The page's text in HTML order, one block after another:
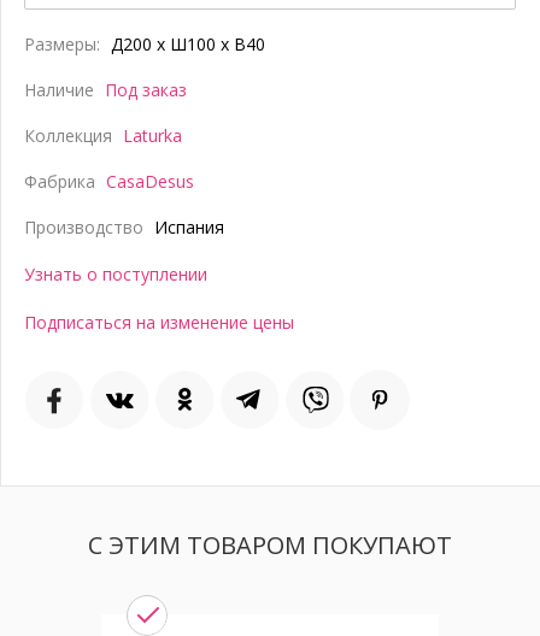
Размеры: Д200 x Ш100 x В40
Наличие Под заказ
Коллекция Laturka
Фабрика CasaDesus
Производство Испания
Узнать о поступлении
Подписаться на изменение цены
С ЭТИМ ТОВАРОМ ПОКУПАЮТ